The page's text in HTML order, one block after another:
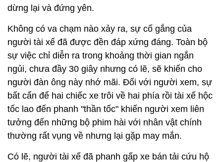
dừng lại và đứng yên.
Không có va chạm nào xảy ra, sự cố gắng của
người tài xế đã được đền đáp xứng đáng. Toàn bộ
sự việc chỉ diễn ra trong khoảng thời gian ngắn
ngủi, chưa đầy 30 giây nhưng có lẽ, sẽ khiến cho
người đàn ông này nhớ mãi. Đối với người xem, sự
bất cẩn để hai chiếc xe trôi về hai phía rồi tài xế hộc
tốc lao đến phanh "thần tốc" khiến người xem liên
tưởng đến những bộ phim hài với nhân vật chính
thường rất vụng về nhưng lại gặp may mắn.
Có lẽ, người tài xế đã phanh gấp xe bán tải cứu hộ